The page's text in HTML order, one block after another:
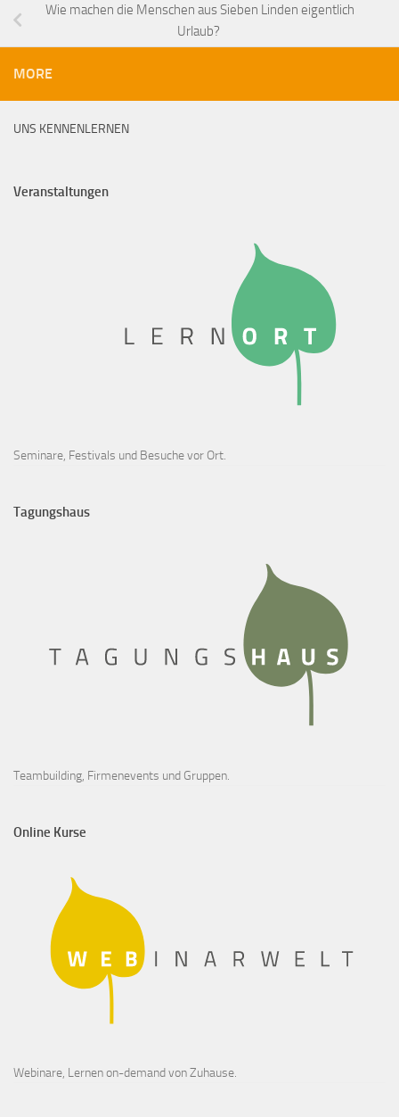
Wie machen die Menschen aus Sieben Linden eigentlich
Urlaub?
MORE
UNS KENNENLERNEN
Veranstaltungen
Seminare, Festivals und Besuche vor Ort.
Tagungshaus
Teambuilding, Firmenevents und Gruppen.
Online Kurse
Webinare, Lernen on-demand von Zuhause.